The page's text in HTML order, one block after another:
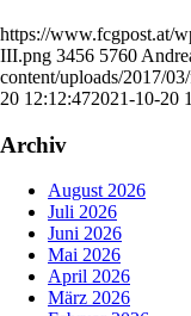
https://www.fcgpost.at/
III.png 3456 5760
content/uploads/2017/
20 12:12:472021-10-20
Archiv
August 2026
Juli 2026
Juni 2026
Mai 2026
April 2026
März 2026